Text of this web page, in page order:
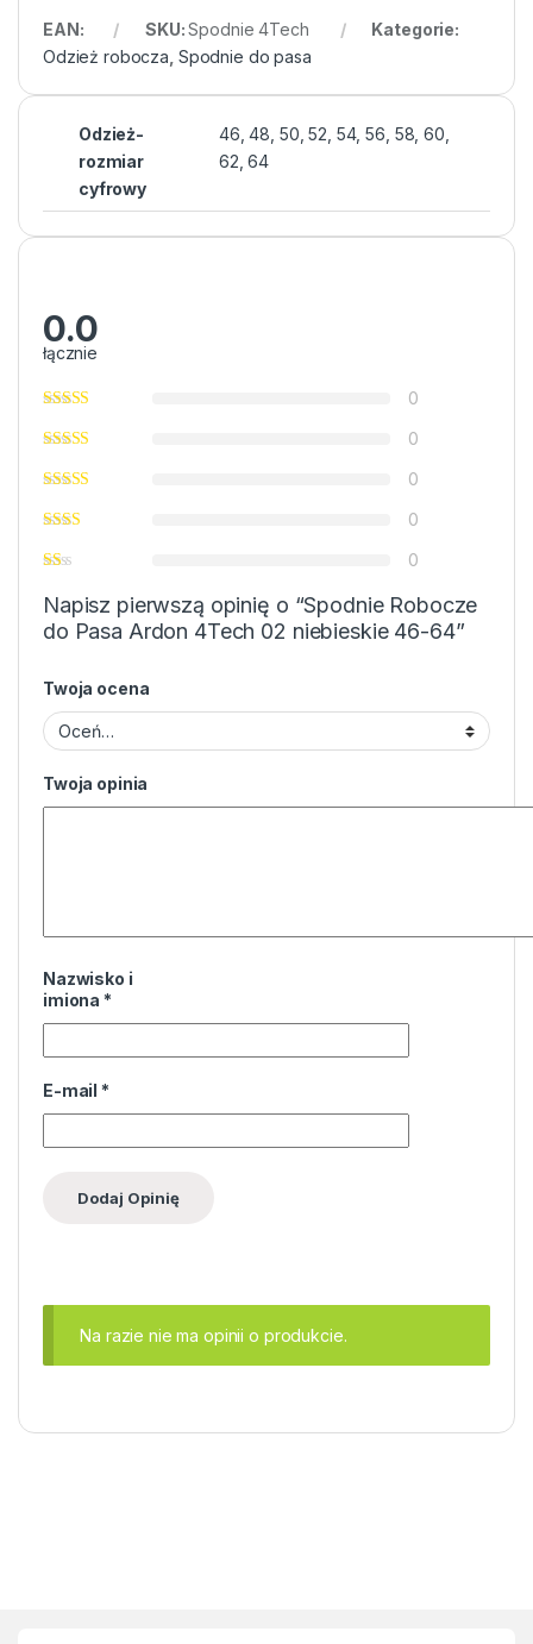
EAN: SKU:Spodnie 4Tech
Kategorie:
Odzież robocza Spodnie do pasa
Odzież-
rozmiar
cyfrowy
46, 48, 50, 52, 54, 56, 58, 60,
62, 64
0.0
łącznie
0
0
0
0
0
Napisz pierwszą opinię o “Spodnie Robocze
do Pasa Ardon 4Tech 02 niebieskie 46-64”
Twoja ocena
Twoja opinia
Nazwisko i
imiona *
E-mail *
Na razie nie ma opinii o produkcie.